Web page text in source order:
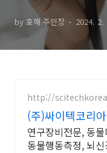
by 호해 주인장 2024. 2.
http://
(주)싸이텍코리아
연구장비전문, 동
동물행동측정, 뇌